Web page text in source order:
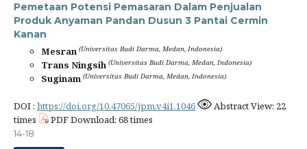
Pemetaan Potensi Pemasaran Dalam Penjualan
Produk Anyaman Pandan Dusun 3 Pantai Cermin
Kanan
Mesran (Universitas Budi Darma, Medan, Indonesia)
Trans Ningsih (Universitas Budi Darma, Medan, Indonesia)
Suginam (Universitas Budi Darma, Medan, Indonesia)
DOI : https://doi.org/10.47065/jpm.v4i1.1046
Abstract View: 22
times
PDF Download: 68 times
14-18